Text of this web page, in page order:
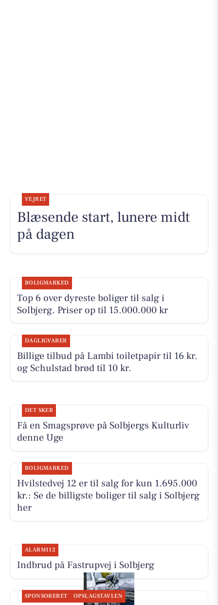
VEJRET
Blæsende start, lunere midt
på dagen
BOLIGMARKED
Top 6 over dyreste boliger til salg i
Solbjerg. Priser op til 15.000.000 kr
DAGLIGVARER
Billige tilbud på Lambi toiletpapir til 16 kr.
og Schulstad brød til 10 kr.
DET SKER
Få en Smagsprøve på Solbjergs Kulturliv
denne Uge
BOLIGMARKED
Hvilstedvej 12 er til salg for kun 1.695.000
kr.: Se de billigste boliger til salg i Solbjerg
her
ALARM112
Indbrud på Fastrupvej i Solbjerg
SPONSORERET OPSLAGSTAVLEN